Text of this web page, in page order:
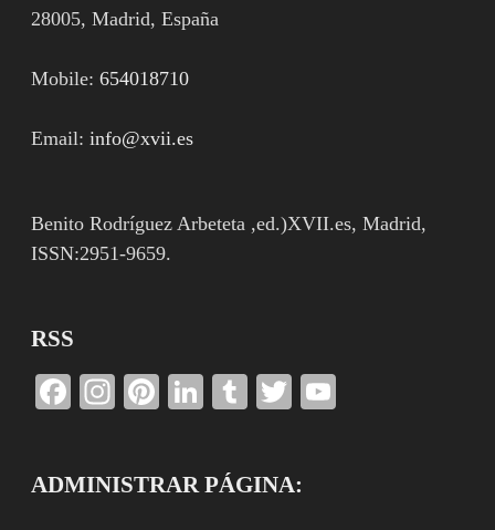
28005, Madrid, España
Mobile:654018710
Email:info@xvii.es
Benito Rodríguez Arbeteta ,ed.)XVII.es, Madrid,
ISSN:2951-9659.
RSS
Facebook
Instagram
Pinterest
LinkedIn
TumblrTwitter
ADMINISTRAR PÁGINA: